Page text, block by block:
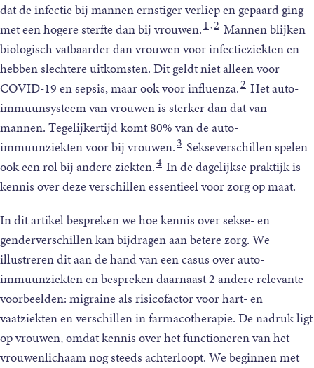
dat de infectie bij mannen ernstiger verliep en gepaard ging
met een hogere sterfte dan bij vrouwen.1,2 Mannen blijken
biologisch vatbaarder dan vrouwen voor infectieziekten en
hebben slechtere uitkomsten. Dit geldt niet alleen voor
COVID-19 en sepsis, maar ook voor influenza.2 Het auto-
immuunsysteem van vrouwen is sterker dan dat van
mannen. Tegelijkertijd komt 80% van de auto-
immuunziekten voor bij vrouwen.3 Sekseverschillen spelen
ook een rol bij andere ziekten.4 In de dagelijkse praktijk is
kennis over deze verschillen essentieel voor zorg op maat.
In dit artikel bespreken we hoe kennis over sekse- en
genderverschillen kan bijdragen aan betere zorg. We
illustreren dit aan de hand van een casus over auto-
immuunziekten en bespreken daarnaast 2 andere relevante
voorbeelden: migraine als risicofactor voor hart- en
vaatziekten en verschillen in farmacotherapie. De nadruk ligt
op vrouwen, omdat kennis over het functioneren van het
vrouwenlichaam nog steeds achterloopt. We beginnen met